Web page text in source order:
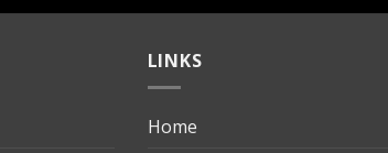
LINKS
Home